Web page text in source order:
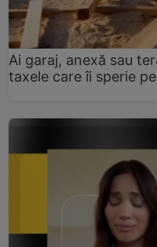
Ai garaj, anexă sau
taxele care îi sperie